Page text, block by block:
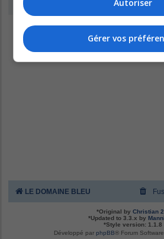
LE DOMAINE BLEU
*Original by Christian
*Updated to 3.3.x by
*Style version: 1.1.8
Développé par phpBB® Forum
Autoriser
Gérer vos